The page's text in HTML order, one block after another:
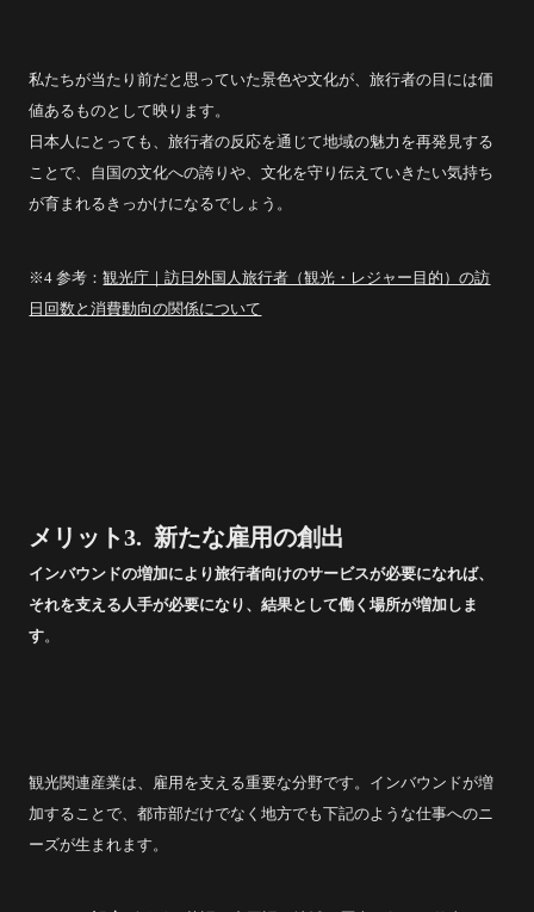
私たちが当たり前だと思っていた景色や文化が、旅行者の目には価
値あるものとして映ります。
日本人にとっても、旅行者の反応を通じて地域の魅力を再発見する
ことで、自国の文化への誇りや、文化を守り伝えていきたい気持ち
が育まれるきっかけになるでしょう。
※4 参考：観光庁｜訪日外国人旅行者（観光・レジャー目的）の訪
日回数と消費動向の関係について
メリット3. 新たな雇用の創出
インバウンドの増加により旅行者向けのサービスが必要になれば、
それを支える人手が必要になり、結果として働く場所が増加しま
す。
観光関連産業は、雇用を支える重要な分野です。インバウンドが増
加することで、都市部だけでなく地方でも下記のような仕事へのニ
ーズが生まれます。